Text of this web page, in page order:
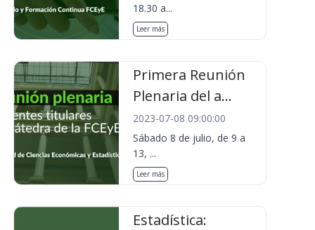
18.30 a...
Leer más
Primera Reunión
Plenaria del a...
2023-07-08 09:00:00
Sábado 8 de julio, de 9 a
13, ...
Leer más
Estadística: